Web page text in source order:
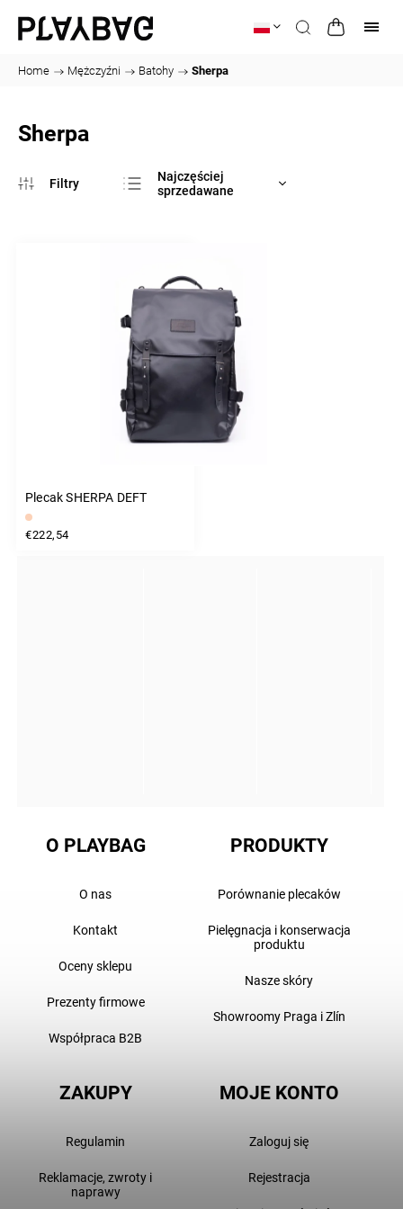
Home / Mężczyźni / Batohy / Sherpa
Sherpa
Najczęściej
sprzedawane
Plecak SHERPA DEFT
€222,54
INSTAGRAM
O PLAYBAG
O nas
Kontakt
Oceny sklepu
Prezenty firmowe
Współpraca B2B
PRODUKTY
Porównanie plecaków
Pielęgnacja i konserwacja
produktu
Nasze skóry
Showroomy Praga i Zlín
ZAKUPY
Regulamin
Reklamacje, zwroty i
naprawy
MOJE KONTO
Zaloguj się
Rejestracja